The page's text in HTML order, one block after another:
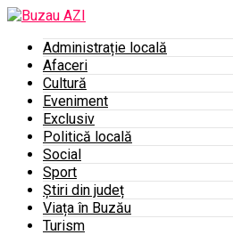
Administrație locală
Afaceri
Cultură
Eveniment
Exclusiv
Politică locală
Social
Sport
Știri din județ
Viața în Buzău
Turism